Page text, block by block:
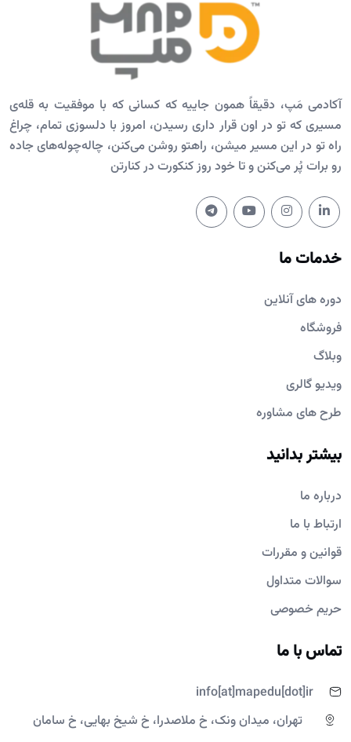
آکادمی مَپ، دقیقاً همون جاییه که کسانی که با موفقیت به قله‌ی
مسیری که تو در اون قرار داری رسیدن، امروز با دلسوزی تمام، چراغ
راه تو در این مسیر میشن، راهتو روشن می‌کنن، چاله‌چوله‌های جاده
رو برات پُر می‌کنن و تا خود روز کنکورت در کنارتن
خدمات ما
دوره های آنلاین
فروشگاه
وبلاگ
ویدیو گالری
طرح های مشاوره
بیشتر بدانید
درباره ما
ارتباط با ما
قوانین و مقررات
سوالات متداول
حریم خصوصی
تماس با ما
info[at]mapedu[dot]ir
تهران، میدان ونک، خ ملاصدرا، خ شیخ بهایی، خ سامان